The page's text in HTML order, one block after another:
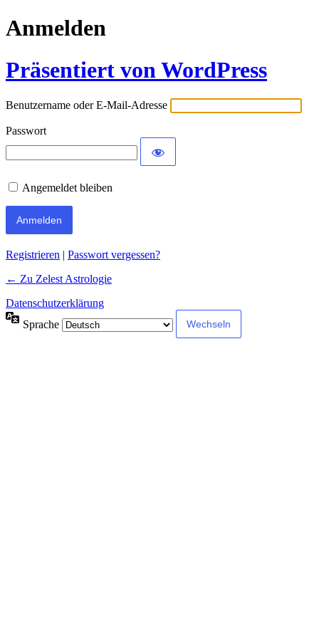
Anmelden
Präsentiert von WordPress
Benutzername oder E-Mail-Adresse
Passwort
Angemeldet bleiben
Registrieren | Passwort vergessen?
← Zu Zelest Astrologie
Datenschutzerklärung
Sprache